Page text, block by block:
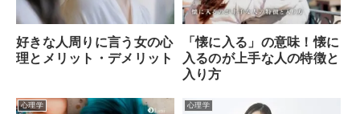
好きな人周りに言う女の心
理とメリット・デメリット
「懐に入る」の意味！懐に
入るのが上手な人の特徴と
入り方
心理学 心理学